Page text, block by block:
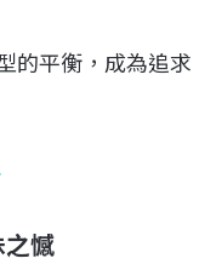
的平衡，成為追求
憾